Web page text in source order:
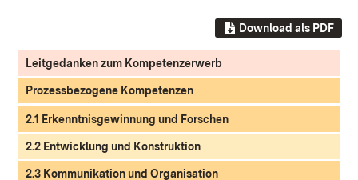
Download als PDF
Leitgedanken zum Kompetenzerwerb
Prozessbezogene Kompetenzen
2.1 Erkenntnisgewinnung und Forschen
2.2 Entwicklung und Konstruktion
2.3 Kommunikation und Organisation